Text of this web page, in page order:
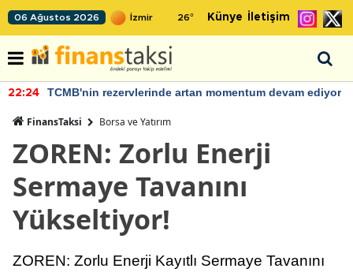
06 Ağustos 2026 26° Künye İletişim
22:24 TCMB'nin rezervlerinde artan momentum devam ediyor
FinansTaksi Borsa ve Yatırım
ZOREN: Zorlu Enerji
Sermaye Tavanını
Yükseltiyor!
ZOREN: Zorlu Enerji Kayıtlı Sermaye Tavanını